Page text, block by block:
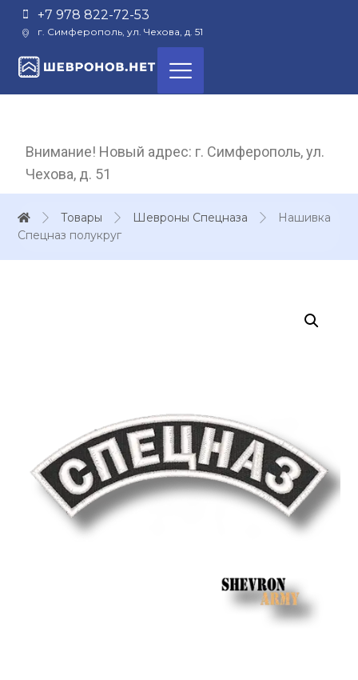
+7 978 822-72-53
г. Симферополь, ул. Чехова, д. 51
Внимание! Новый адрес: г. Симферополь, ул.
Чехова, д. 51
Товары Шевроны Спецназа
Нашивка
Спецназ полукруг